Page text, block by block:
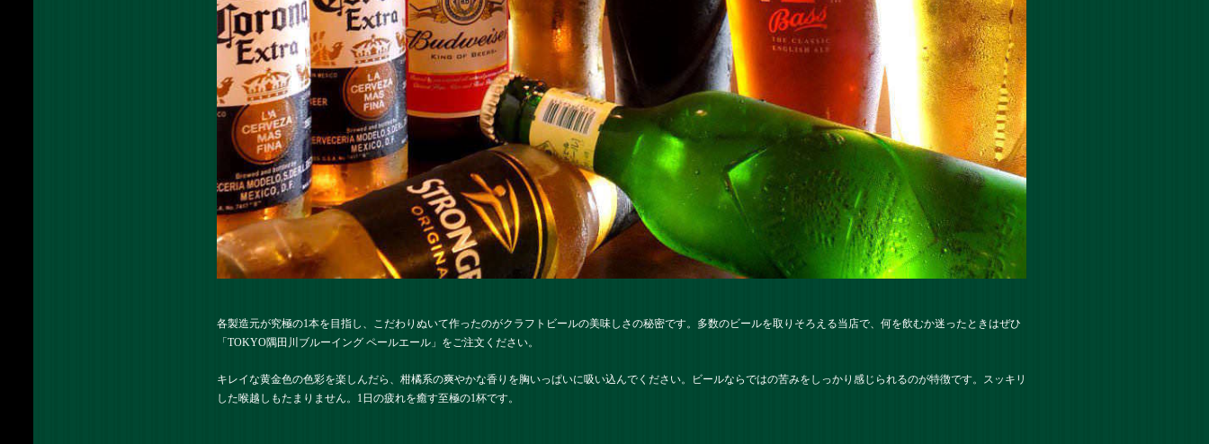
各製造元が究極の1本を目指し、こだわりぬいて作ったのがクラフトビールの美味しさの秘密です。多数のビールを取りそろえる当店で、何を飲むか迷ったときはぜひ
「TOKYO隅田川ブルーイング ペールエール」をご注文ください。
キレイな黄金色の色彩を楽しんだら、柑橘系の爽やかな香りを胸いっぱいに吸い込んでください。ビールならではの苦みをしっかり感じられるのが特徴です。スッキリ
した喉越しもたまりません。1日の疲れを癒す至極の1杯です。